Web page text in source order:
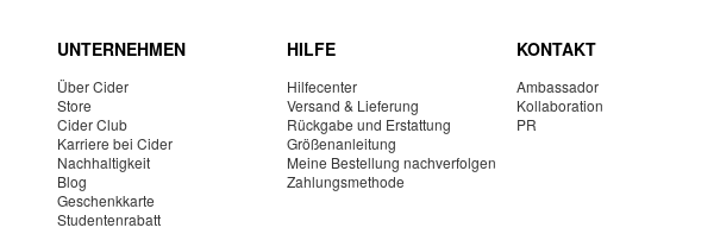
UNTERNEHMEN
Über Cider
Store
Cider Club
Karriere bei Cider
Nachhaltigkeit
Blog
Geschenkkarte
Studentenrabatt
HILFE
Hilfecenter
Versand & Lieferung
Rückgabe und Erstattung
Größenanleitung
Meine Bestellung nachverfolgen
Zahlungsmethode
KONTAKT
Ambassador
Kollaboration
PR